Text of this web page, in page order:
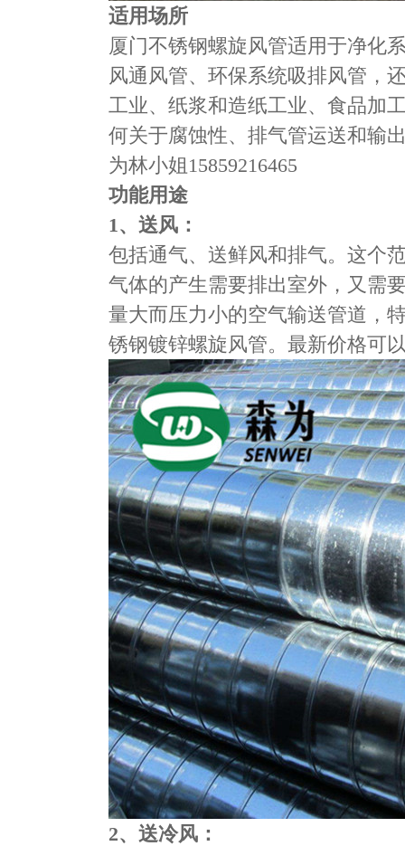
适用场所
厦门不锈钢螺旋风管适用于净化
风通风管、环保系统吸排风管，
工业、纸浆和造纸工业、食品加
何关于腐蚀性、排气管运送和输
为林小姐15859216465
功能用途
1、送
包括通气、送鲜风和排气。这个
气体的产生需要排出室外，又需
量大而压力小的空气输送管道，
锈钢镀锌螺旋风管。最新价格可
2、送冷风：